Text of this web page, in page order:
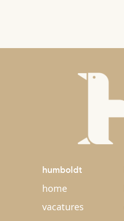
humboldt
home
vacatures